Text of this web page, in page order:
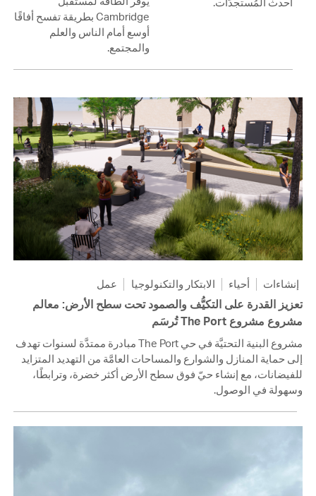
Cambridge بطريقة تفسح أفاقًا
أوسع أمام الناس والعلم
والمجتمع.
إنشاءات أحياء الابتكار والتكنولوجيا عمل
تعزيز القدرة على التكيُّف والصمود تحت سطح الأرض: معالم
مشروع مشروع The Port تُرسَم
مشروع البنية التحتيَّة في حي The Port مبادرة ممتدَّة لسنوات تهدف
إلى حماية المنازل والشوارع والمساحات العامَّة من التهديد المتزايد
للفيضانات، مع إنشاء حيّ فوق سطح الأرض أكثر خضرة، وترابطًا،
وسهولة في الوصول.